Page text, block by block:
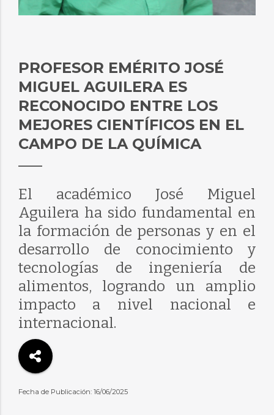
PROFESOR EMÉRITO JOSÉ
MIGUEL AGUILERA ES
RECONOCIDO ENTRE LOS
MEJORES CIENTÍFICOS EN EL
CAMPO DE LA QUÍMICA
El académico José Miguel
Aguilera ha sido fundamental en
la formación de personas y en el
desarrollo de conocimiento y
tecnologías de ingeniería de
alimentos, logrando un amplio
impacto a nivel nacional e
internacional.
Fecha de Publicación: 16/06/2025